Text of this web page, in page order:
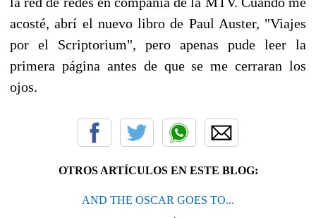
acosté, abrí el nuevo libro de Paul Auster, "Viajes
por el Scriptorium", pero apenas pude leer la
primera página antes de que se me cerraran los
ojos.
OTROS ARTÍCULOS EN ESTE BLOG:
AND THE OSCAR GOES TO...